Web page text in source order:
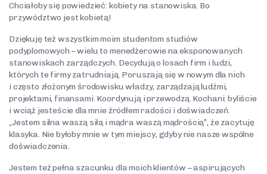
Chciałoby się powiedzieć: kobiety na stanowiska. Bo
przywództwo jest kobietą!
Dziękuję też wszystkim moim studentom studiów
podyplomowych – wielu to menedżerowie na eksponowanych
stanowiskach zarządczych. Decydują o losach firm i ludzi,
których te firmy zatrudniają. Poruszają się w nowym dla nich
i często złożonym środowisku władzy, zarządzają ludźmi,
projektami, finansami. Koordynują i przewodzą. Kochani: byliście
i wciąż jesteście dla mnie źródłem radości i doświadczeń.
„Jestem silna waszą siłą i mądra waszą mądrością”, że zacytuję
klasyka. Nie byłoby mnie w tym miejscy, gdyby nie nasze wspólne
doświadczenia.
Jestem też pełna szacunku dla moich klientów – aspirujących